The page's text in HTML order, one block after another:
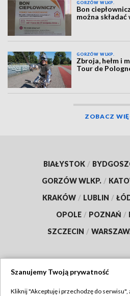
GORZÓW WLKP.
Bon
można składać
GORZÓW WLKP.
Zbroja, hełm i
Tour de
ZOBACZ
BIAŁYSTOK /
GORZÓW WLKP. /
KRAKÓW / LUBLIN /
OPOLE / POZNAŃ /
SZCZECIN /
Szanujemy Twoją prywatność
Kliknij "Akceptuję i przechodzę do serwisu",